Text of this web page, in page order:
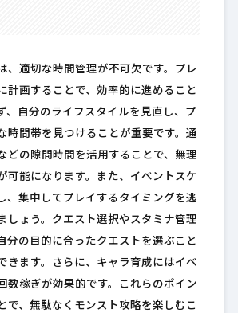
、適切な時間管理が不可欠です。プレ
計画することで、効率的に進めること
、自分のライフスタイルを見直し、プ
時間帯を見つけることが重要です。通
どの隙間時間を活用することで、無理
可能になります。また、イベントスケ
、集中してプレイするタイミングを逃
しょう。クエスト選択やスタミナ管理
分の目的に合ったクエストを選ぶこと
きます。さらに、キャラ育成にはイベ
数稼ぎが効果的です。これらのポイン
で、無駄なくモンスト攻略を楽しむこ